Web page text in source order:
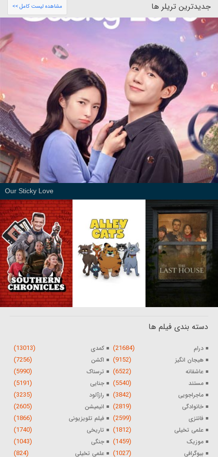
جدیدترین تریلر ها مشاهده لیست کامل >>
Our Sticky Love
دسته بندی فیلم ها
درام (21684) کمدی (13013)
هیجان انگیز (9152) اکشن (7256)
عاشقانه (6522) ترسناک (5990)
مستند (5540) جنایی (5191)
ماجراجویی (3842) رازآلود (3235)
خانوادگی (2819) انیمیشن (2605)
فانتزی (2599) فیلم تلویزیونی (1866)
علمی تخیلی (1812) تاریخی (1740)
موزیک (1459) جنگی (1043)
بیوگرافی (1027) علمی تخیلی (824)